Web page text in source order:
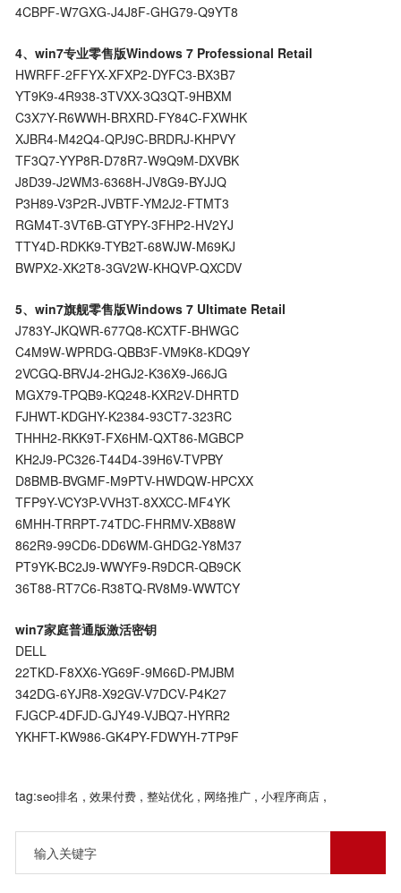
4CBPF-W7GXG-J4J8F-GHG79-Q9YT8
4、win7专业零售版Windows 7 Professional Retail
HWRFF-2FFYX-XFXP2-DYFC3-BX3B7
YT9K9-4R938-3TVXX-3Q3QT-9HBXM
C3X7Y-R6WWH-BRXRD-FY84C-FXWHK
XJBR4-M42Q4-QPJ9C-BRDRJ-KHPVY
TF3Q7-YYP8R-D78R7-W9Q9M-DXVBK
J8D39-J2WM3-6368H-JV8G9-BYJJQ
P3H89-V3P2R-JVBTF-YM2J2-FTMT3
RGM4T-3VT6B-GTYPY-3FHP2-HV2YJ
TTY4D-RDKK9-TYB2T-68WJW-M69KJ
BWPX2-XK2T8-3GV2W-KHQVP-QXCDV
5、win7旗舰零售版Windows 7 Ultimate Retail
J783Y-JKQWR-677Q8-KCXTF-BHWGC
C4M9W-WPRDG-QBB3F-VM9K8-KDQ9Y
2VCGQ-BRVJ4-2HGJ2-K36X9-J66JG
MGX79-TPQB9-KQ248-KXR2V-DHRTD
FJHWT-KDGHY-K2384-93CT7-323RC
THHH2-RKK9T-FX6HM-QXT86-MGBCP
KH2J9-PC326-T44D4-39H6V-TVPBY
D8BMB-BVGMF-M9PTV-HWDQW-HPCXX
TFP9Y-VCY3P-VVH3T-8XXCC-MF4YK
6MHH-TRRPT-74TDC-FHRMV-XB88W
862R9-99CD6-DD6WM-GHDG2-Y8M37
PT9YK-BC2J9-WWYF9-R9DCR-QB9CK
36T88-RT7C6-R38TQ-RV8M9-WWTCY
win7家庭普通版激活密钥
DELL
22TKD-F8XX6-YG69F-9M66D-PMJBM
342DG-6YJR8-X92GV-V7DCV-P4K27
FJGCP-4DFJD-GJY49-VJBQ7-HYRR2
YKHFT-KW986-GK4PY-FDWYH-7TP9F
tag:seo排名 ,效果付费 ,整站优化 , 网络推广 ,小程序商店 ,